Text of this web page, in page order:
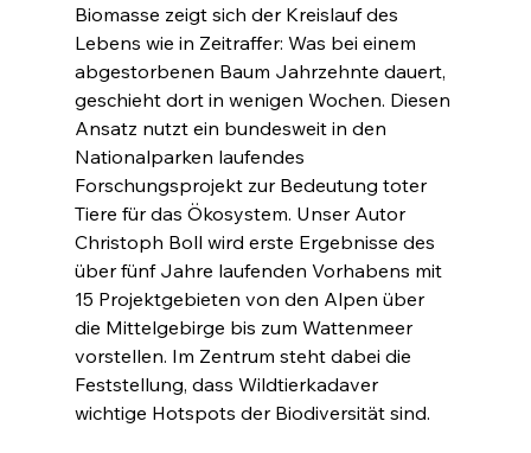
Biomasse zeigt sich der Kreislauf des
Lebens wie in Zeitraffer: Was bei einem
abgestorbenen Baum Jahrzehnte dauert,
geschieht dort in wenigen Wochen. Diesen
Ansatz nutzt ein bundesweit in den
Nationalparken laufendes
Forschungsprojekt zur Bedeutung toter
Tiere für das Ökosystem. Unser Autor
Christoph Boll wird erste Ergebnisse des
über fünf Jahre laufenden Vorhabens mit
15 Projektgebieten von den Alpen über
die Mittelgebirge bis zum Wattenmeer
vorstellen. Im Zentrum steht dabei die
Feststellung, dass Wildtierkadaver
wichtige Hotspots der Biodiversität sind.